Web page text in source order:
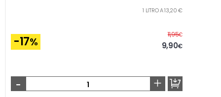
1 LITRO A 13,20 €
-17%
11,95€Before
9,90€
- +